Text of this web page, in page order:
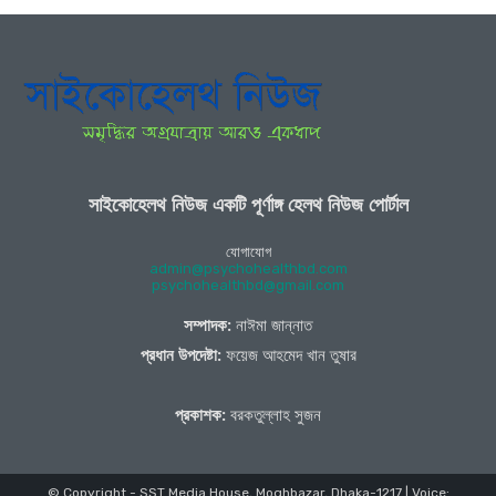
সাইকোহেলথ নিউজ একটি পূর্ণাঙ্গ হেলথ নিউজ পোর্টাল
যোগাযোগ
admin@psychohealthbd.com
psychohealthbd@gmail.com
সম্পাদক: নাঈমা জান্নাত
প্রধান উপদেষ্টা:ফয়েজ আহমেদ খান তুষার
প্রকাশক: বরকতুল্লাহ সুজন
© Copyright - SST Media House, Moghbazar, Dhaka-1217 | Voice: